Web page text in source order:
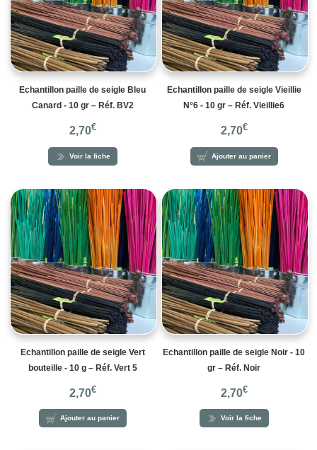
Echantillon paille de seigle Bleu
Canard - 10 gr – Réf. BV2
2,70€
Voir la fiche
Echantillon paille de seigle Vieillie
N°6 - 10 gr – Réf. Vieillie6
2,70€
Ajouter au panier
Echantillon paille de seigle Vert
bouteille - 10 g – Réf. Vert 5
2,70€
Ajouter au panier
Echantillon paille de seigle Noir - 10
gr – Réf. Noir
2,70€
Voir la fiche